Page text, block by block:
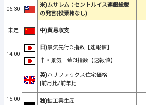
06:30
米)ムサレム：セントルイス連銀総裁
の発言(投票権なし)
未定 中)貿易収支
14:00
日)景気先行CI指数【速報値】
↑・ 景気一致CI指数【速報値】
15:00
英)ハリファックス住宅価格
[前月比/前年比]
独)鉱工業生産